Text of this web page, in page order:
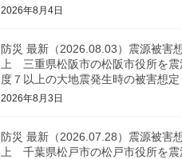
2026年8月4日
防災 最新（2026.08.03）震源被害
上 三重県松阪市の松阪市役所を震
度７以上の大地震発生時の被害想定
2026年8月3日
防災 最新（2026.07.28）震源被害
上 千葉県松戸市の松戸市役所を